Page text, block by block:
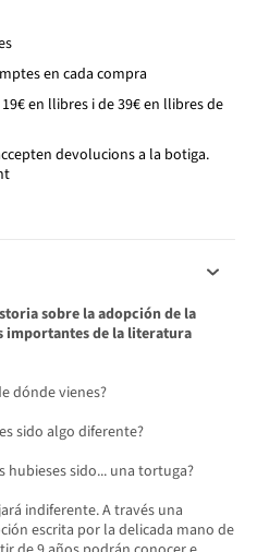
en cada compra
en llibres i de 39€ en llibres de
devolucions a la botiga.
sobre la adopción de la
importantes de la literatura
dónde vienes?
sido algo diferente?
hubieses sido... una tortuga?
indiferente. A través una
escrita por la delicada mano de